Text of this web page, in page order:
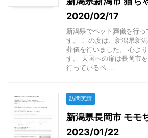
2020/02/17
新潟県でペット葬儀を行
す。 この度は、新潟県新
葬儀を行いました。 心よ
す。 天国への扉は長岡市
行っているペ ...
訪問実績
新潟県長岡市 モモ
2023/01/22